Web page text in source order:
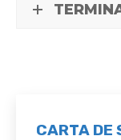
CARTA DE